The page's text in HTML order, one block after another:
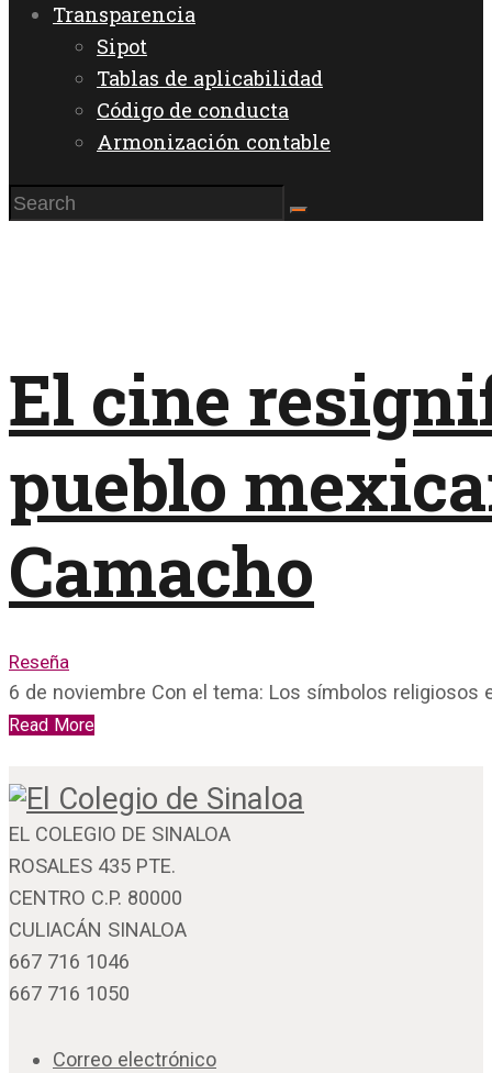
Transparencia
Sipot
Tablas de aplicabilidad
Código de conducta
Armonización contable
El cine
pueblo
Camacho
Reseña
6 de noviembre Con el tema: Los símbolos religiosos
Read More
EL COLEGIO DE SINALOA
ROSALES 435 PTE.
CENTRO C.P. 80000
CULIACÁN SINALOA
667 716 1046
667 716 1050
Correo electrónico